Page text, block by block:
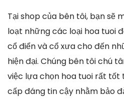
Tại shop của bên tôi, bạn sẽ
loạt những các loại hoa tuoi
cổ điển và cổ xưa cho đến
hiện đại. Chúng bên tôi chú
việc lựa chọn hoa tuoi rất tốt
cấp đáng tin cậy nhằm bảo